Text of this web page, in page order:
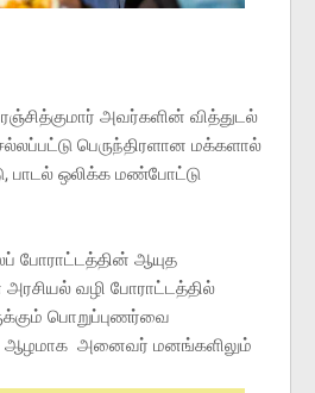
அவர்களின் வித்துடல்
பெருந்திரளான மக்களால்
பாடல் ஒலிக்க மண்போட்டு
போராட்டத்தின் ஆயுத
வழி போராட்டத்தில்
பொறுப்புணர்வை
ஆழமாக அனைவர் மனங்களிலும்